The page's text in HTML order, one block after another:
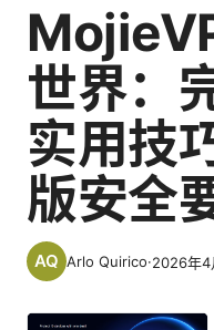
世界：
实用技
版安全
Arlo Quirico·2026年4